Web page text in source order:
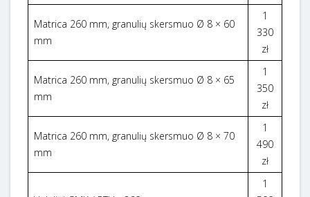
Matrica 260 mm, granulių skersmuo Ø 8 × 60
mm
1
330
zł
Matrica 260 mm, granulių skersmuo Ø 8 × 65
mm
1
350
zł
Matrica 260 mm, granulių skersmuo Ø 8 × 70
mm
1
490
zł
1